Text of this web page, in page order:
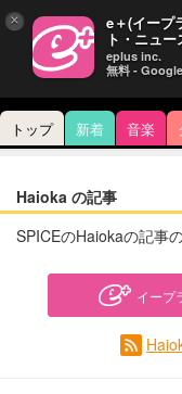
トップ 新着 音楽
Haioka の記事
SPICEのHaiokaの記事
イープ
× e＋(イープ
ト・ニュ
eplus inc.
無料 -